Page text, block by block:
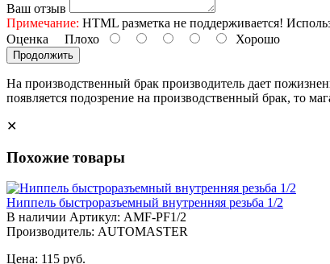
Ваш отзыв
Примечание: HTML разметка не поддерживается!
Оценка Плохо Хорошо
Продолжить
На производственный брак производитель дает
появляется подозрение на производственный брак, то
✕
Похожие товары
Ниппель быстроразъемный внутренняя резьба 1/2
В наличии Артикул: AMF-PF1/2
Производитель: AUTOMASTER
Цена: 115 руб.